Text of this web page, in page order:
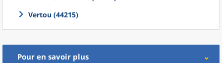
Vertou (44215)
Pour en savoir plus